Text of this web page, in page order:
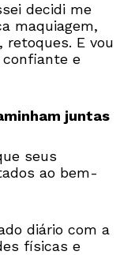
decidi me
maquiagem,
E vou
e
juntas
seus
ao bem-
diário com a
físicas e